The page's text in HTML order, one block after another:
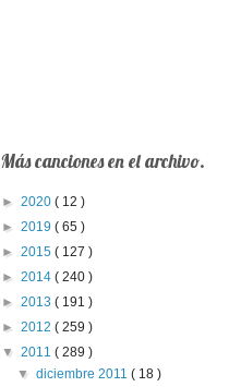
Más canciones en el archivo.
► 2020 ( 12 )
► 2019 ( 65 )
► 2015 ( 127 )
► 2014 ( 240 )
► 2013 ( 191 )
► 2012 ( 259 )
▼ 2011 ( 289 )
▼diciembre 2011( 18 )